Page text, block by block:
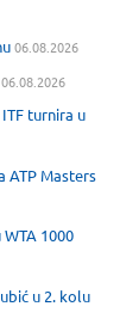
06.08.2026
06.08.2026
turnira u
ATP Masters
1000
u 2. kolu